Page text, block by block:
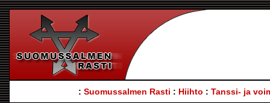
: Suomussalmen Rasti : Hiihto : Tanssi- ja